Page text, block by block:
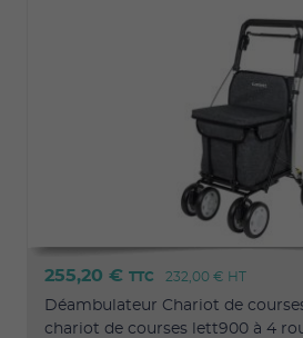
255,20 € TTC 232,00 € HT
Déambulateur Chariot de
chariot de courses lett900 à 4